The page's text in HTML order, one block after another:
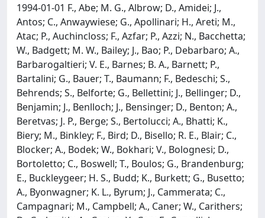
1994-01-01 F., Abe; M. G., Albrow; D., Amidei; J.,
Antos; C., Anwaywiese; G., Apollinari; H., Areti; M.,
Atac; P., Auchincloss; F., Azfar; P., Azzi; N., Bacchetta;
W., Badgett; M. W., Bailey; J., Bao; P., Debarbaro; A.,
Barbarogaltieri; V. E., Barnes; B. A., Barnett; P.,
Bartalini; G., Bauer; T., Baumann; F., Bedeschi; S.,
Behrends; S., Belforte; G., Bellettini; J., Bellinger; D.,
Benjamin; J., Benlloch; J., Bensinger; D., Benton; A.,
Beretvas; J. P., Berge; S., Bertolucci; A., Bhatti; K.,
Biery; M., Binkley; F., Bird; D., Bisello; R. E., Blair; C.,
Blocker; A., Bodek; W., Bokhari; V., Bolognesi; D.,
Bortoletto; C., Boswell; T., Boulos; G., Brandenburg;
E., Buckleygeer; H. S., Budd; K., Burkett; G., Busetto;
A., Byonwagner; K. L., Byrum; J., Cammerata; C.,
Campagnari; M., Campbell; A., Caner; W., Carithers;